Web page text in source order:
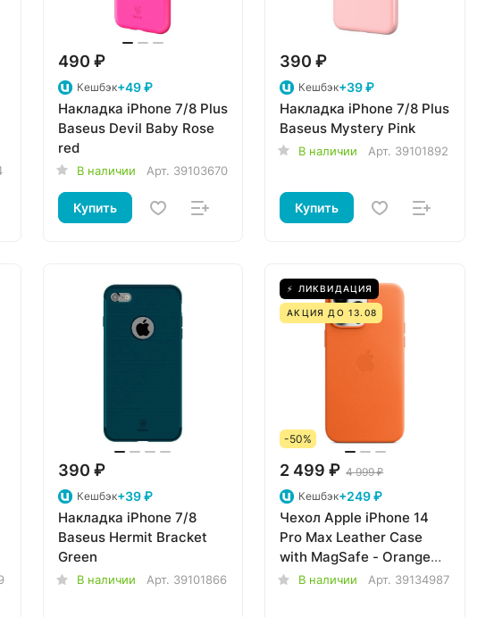
490 ₽
Кешбэк+49 ₽
Накладка iPhone 7/8 Plus
Baseus Devil Baby Rose
red
В наличии Арт. 39103670
Купить
390 ₽
Кешбэк+39 ₽
Накладка iPhone 7/8 Plus
Baseus Mystery Pink
В наличии Арт. 39101892
Купить
390 ₽
Кешбэк+39 ₽
Накладка iPhone 7/8
Baseus Hermit Bracket
Green
В наличии Арт. 39101866
⚡ ЛИКВИДАЦИЯ
АКЦИЯ ДО 13.08
-50%
2 499 ₽ 4 999 ₽
Кешбэк+249 ₽
Чехол Apple iPhone 14
Pro Max Leather Case
with MagSafe - Orange
MPPR3ZM/A
В наличии Арт. 39134987